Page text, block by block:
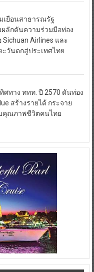
เยือนสาธารณรัฐ
ลักดันความร่วมมือท่อง
Airlines และ
ะวันตกสู่ประเทศไทย
ศทาง ททท. ปี 2570 ดันท่อง
สร้างรายได้ กระจาย
คุณภาพชีวิตคนไทย